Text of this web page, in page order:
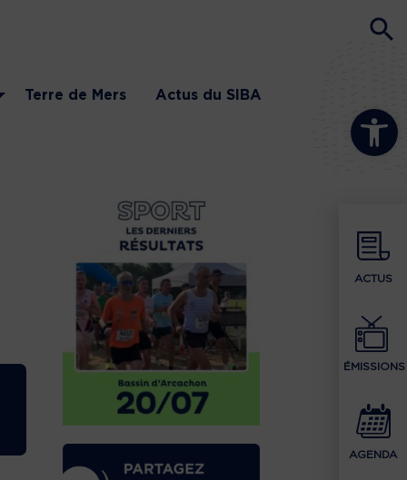
Ouvrir la
ACTUS
ÉMISSIONS
AGENDA
Terre de Mers Actus du SIBA